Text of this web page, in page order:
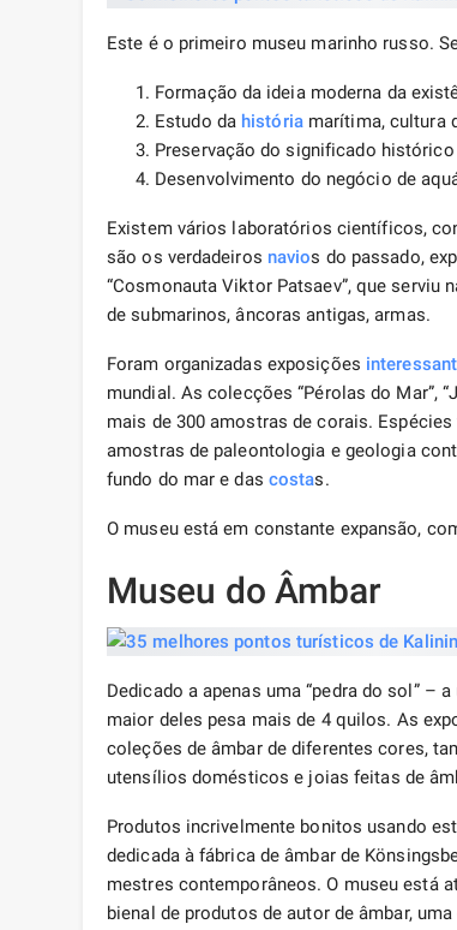
Este é o primeiro museu marinho russo.
Formação da ideia moderna da
Estudo da históriamarítima, cultura
Preservação do significado histórico
Desenvolvimento do negócio de
Existem vários laboratórios científicos,
são os verdadeiros navios do passado,
“Cosmonauta Viktor Patsaev”, que serviu
de submarinos, âncoras antigas, armas.
Foram organizadas exposições
mundial. As colecções “Pérolas do Mar”,
mais de 300 amostras de corais.
amostras de paleontologia e geologia
fundo do mar e das costas.
O museu está em constante expansão,
Museu do Âmbar
Dedicado a apenas uma “pedra do sol” –
maior deles pesa mais de 4 quilos. As
coleções de âmbar de diferentes cores,
utensílios domésticos e joias feitas de
Produtos incrivelmente bonitos usando
dedicada à fábrica de âmbar de
mestres contemporâneos. O museu está
bienal de produtos de autor de âmbar,